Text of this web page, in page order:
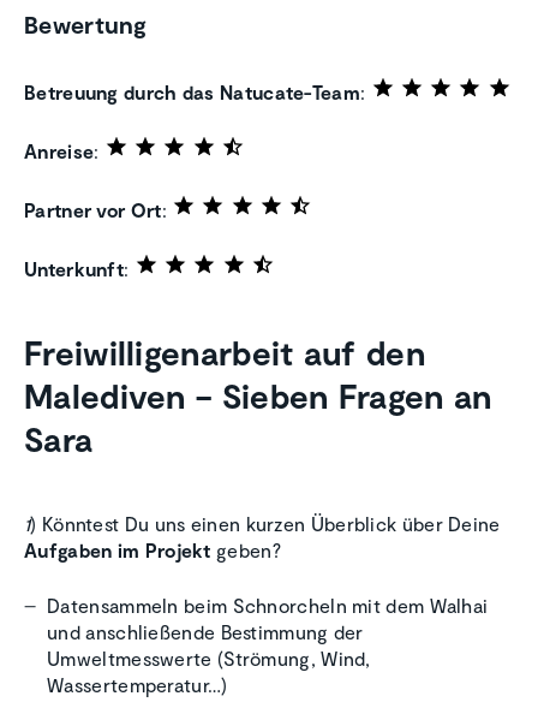
Bewertung
Betreuung durch das Natucate-Team:
Anreise:
Partner vor Ort:
Unterkunft:
Freiwilligenarbeit auf den
Malediven – Sieben Fragen an
Sara
1) Könntest Du uns einen kurzen Überblick über Deine
Aufgaben im Projekt geben?
Datensammeln beim Schnorcheln mit dem Walhai
und anschließende Bestimmung der
Umweltmesswerte (Strömung, Wind,
Wassertemperatur…)